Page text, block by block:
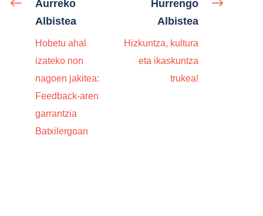
Aurreko
Albistea
Hobetu ahal
izateko non
nagoen jakitea:
Feedback-aren
garrantzia
Batxilergoan
Hurrengo
Albistea
Hizkuntza, kultura
eta ikaskuntza
trukea!